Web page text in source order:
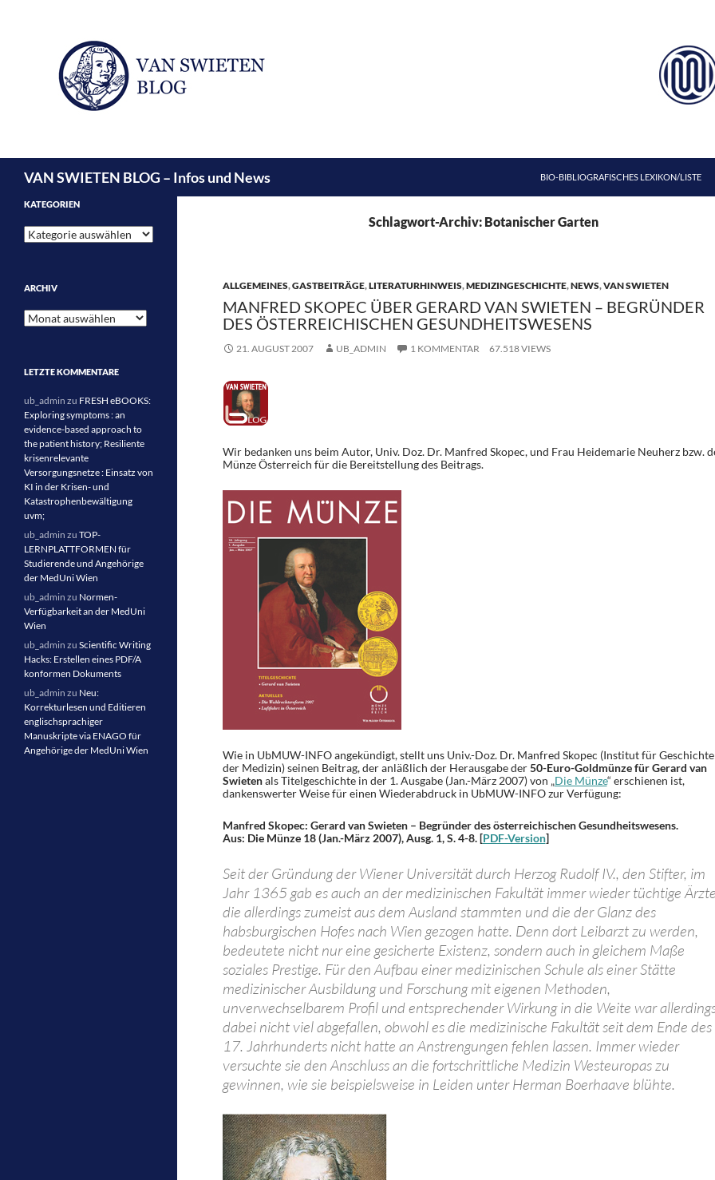
VAN SWIETEN BLOG – Infos und News
BIO-BIBLIOGRAFISCHES LEXIKON/LISTE
Schlagwort-Archiv: Botanischer Garten
ALLGEMEINES,GASTBEITRÄGE,LITERATURHINWEIS,MEDIZINGESCHICHTE,NEWS,VAN SWIETEN
MANFRED SKOPEC ÜBER GERARD VAN SWIETEN – BEGRÜNDER
DES ÖSTERREICHISCHEN GESUNDHEITSWESENS
21. AUGUST 2007 UB_ADMIN 1 KOMMENTAR 67.518 VIEWS
Wir bedanken uns beim Autor, Univ. Doz. Dr. Manfred Skopec, und Frau Heidemarie Neuherz bzw.
Münze Österreich für die Bereitstellung des Beitrags.
Wie in UbMUW-INFO angekündigt, stellt uns Univ.-Doz. Dr. Manfred Skopec (Institut für Geschichte
der Medizin) seinen Beitrag, der anläßlich der Herausgabe der50-Euro-Goldmünze für Gerard van
Swietenals Titelgeschichte in der 1. Ausgabe (Jan.-März 2007) von „Die Münze“ erschienen ist,
dankenswerter Weise für einen Wiederabdruck in UbMUW-INFO zur Verfügung:
Manfred Skopec: Gerard van Swieten – Begründer des österreichischen Gesundheitswesens.
Aus: Die Münze 18 (Jan.-März 2007), Ausg. 1, S. 4-8. [PDF-Version]
Seit der Gründung der Wiener Universität durch Herzog Rudolf IV., den Stifter, im
Jahr 1365 gab es auch an der medizinischen Fakultät immer wieder tüchtige
die allerdings zumeist aus dem Ausland stammten und die der Glanz des
habsburgischen Hofes nach Wien gezogen hatte. Denn dort Leibarzt zu werden,
bedeutete nicht nur eine gesicherte Existenz, sondern auch in gleichem Maße
soziales Prestige. Für den Aufbau einer medizinischen Schule als einer Stätte
medizinischer Ausbildung und Forschung mit eigenen Methoden,
unverwechselbarem Profil und entsprechender Wirkung in die Weite war
dabei nicht viel abgefallen, obwohl es die medizinische Fakultät seit dem Ende des
17. Jahrhunderts nicht hatte an Anstrengungen fehlen lassen. Immer wieder
versuchte sie den Anschluss an die fortschrittliche Medizin Westeuropas zu
gewinnen, wie sie beispielsweise in Leiden unter Herman Boerhaave blühte.
KATEGORIEN
Kategorien
ARCHIV
Archiv
LETZTE KOMMENTARE
ub_admin zu FRESH eBOOKS:
Exploring symptoms : an
evidence-based approach to
the patient history; Resiliente
krisenrelevante
Versorgungsnetze : Einsatz von
KI in der Krisen- und
Katastrophenbewältigung
uvm;
ub_admin zu TOP-
LERNPLATTFORMEN für
Studierende und Angehörige
der MedUni Wien
ub_admin zu Normen-
Verfügbarkeit an der MedUni
Wien
ub_admin zu Scientific Writing
Hacks: Erstellen eines PDF/A
konformen Dokuments
ub_admin zu Neu:
Korrekturlesen und Editieren
englischsprachiger
Manuskripte via ENAGO für
Angehörige der MedUni Wien